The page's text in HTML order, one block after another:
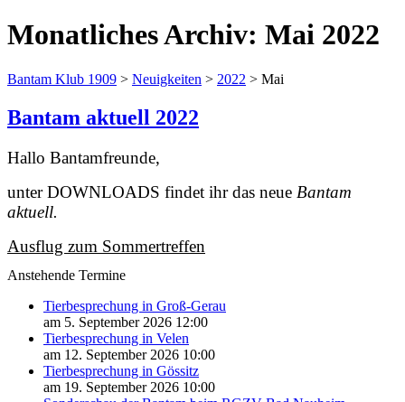
Monatliches Archiv: Mai 2022
Bantam Klub 1909 > Neuigkeiten > 2022 > Mai
Bantam aktuell 2022
Hallo Bantamfreunde,
unter DOWNLOADS findet ihr das neue Bantam
aktuell.
Ausflug zum Sommertreffen
Anstehende Termine
Tierbesprechung in Groß-Gerau
am 5. September 2026 12:00
Tierbesprechung in Velen
am 12. September 2026 10:00
Tierbesprechung in Gössitz
am 19. September 2026 10:00